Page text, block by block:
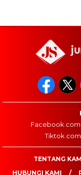
Facebook.com
Tiktok.com
TENTANG
HUBUNGI KAMI